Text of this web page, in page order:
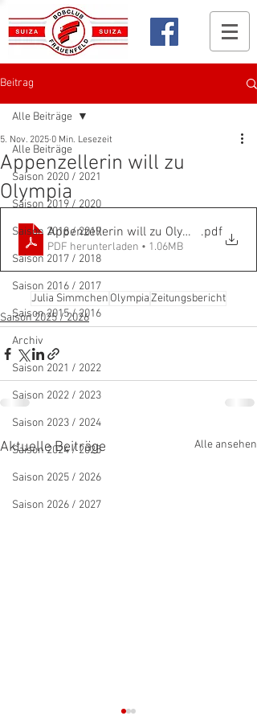
Beitrag
Alle Beiträge
Saison 2020 / 2021
Saison 2019 / 2020
Saison 2018 / 2019
Saison 2017 / 2018
Saison 2016 / 2017
Saison 2015 / 2016
Archiv
Saison 2021 / 2022
Saison 2022 / 2023
Saison 2023 / 2024
Saison 2024 / 2025
Saison 2025 / 2026
Saison 2026 / 2027
Alle Beiträge
Appenzellerin will zu
Olympia
5. Nov. 2025 0 Min. Lesezeit
Appenzellerin will zu Olympia.pdf
PDF herunterladen • 1.06MB
Julia Simmchen OlympiaZeitungsbericht
Saison 2025 / 2026
Aktuelle Beiträge Alle ansehen